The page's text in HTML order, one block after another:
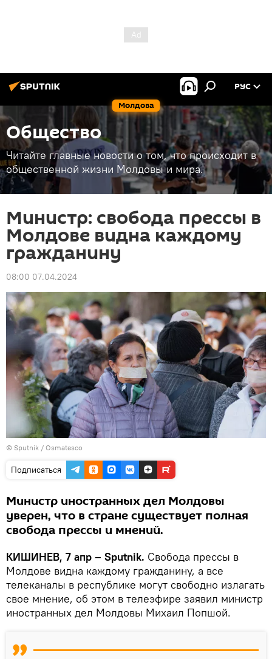
Молдова
РУС
Общество
Читайте главные новости о том, что происходит в
общественной жизни Молдовы и мира.
Министр: свобода прессы в
Молдове видна каждому
гражданину
08:00 07.04.2024
© Sputnik / Osmatesco
Подписаться
Министр иностранных дел Молдовы
уверен, что в стране существует полная
свобода прессы и мнений.
КИШИНЕВ, 7 апр – Sputnik. Свобода прессы в
Молдове видна каждому гражданину, а все
телеканалы в республике могут свободно излагать
свое мнение, об этом в телеэфире заявил министр
иностранных дел Молдовы Михаил Попшой.